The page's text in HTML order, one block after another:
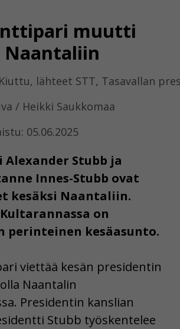
muutti
Naantaliin
lähteet STT, Tasavallan
/ Heikki Saukkomaa
05.06.2025
Stubb ja
Innes-Stubb ovat
kesäksi Naantaliin.
on
perinteinen kesäasunto.
viettää kesän presidentin
Naantalin
Presidentin kanslian
Stubb työskentelee